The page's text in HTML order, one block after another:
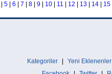
5 6 7 8 9 10 11 12 13 14 15
Kategoriler Yeni Eklenenler